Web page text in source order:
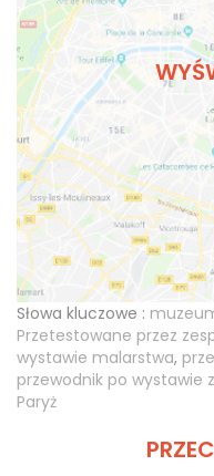
Słowa kluczowe :
Przetestowane przez
wystawie malarstwa,
przewodnik po wystawie
Paryż